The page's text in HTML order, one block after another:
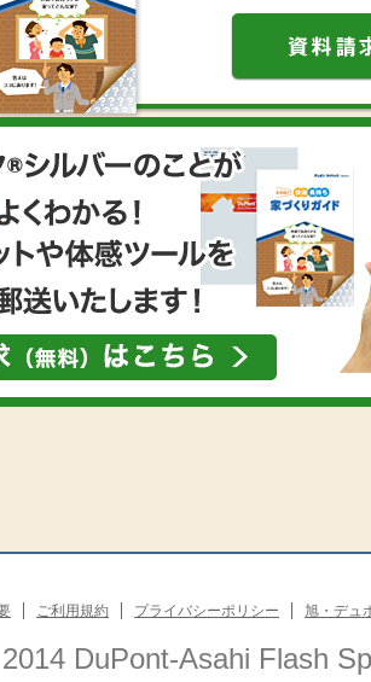
ご利用規約 プライバシーポリシー 旭・デュ
DuPont-Asahi Flash